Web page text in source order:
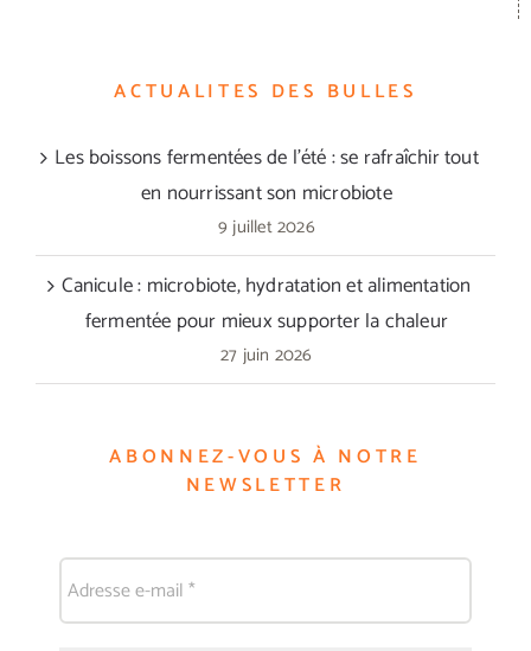
ACTUALITES DES BULLES
Les boissons fermentées de l’été : se rafraîchir tout
en nourrissant son microbiote
9 juillet 2026
Canicule : microbiote, hydratation et alimentation
fermentée pour mieux supporter la chaleur
27 juin 2026
ABONNEZ-VOUS À NOTRE
NEWSLETTER